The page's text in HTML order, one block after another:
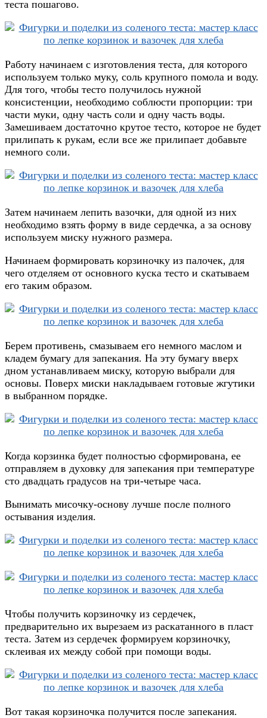
теста пошагово.
Работу начинаем с изготовления теста, для которого
используем только муку, соль крупного помола и воду.
Для того, чтобы тесто получилось нужной
консистенции, необходимо соблюсти пропорции: три
части муки, одну часть соли и одну часть воды.
Замешиваем достаточно крутое тесто, которое не будет
прилипать к рукам, если все же прилипает добавьте
немного соли.
Затем начинаем лепить вазочки, для одной из них
необходимо взять форму в виде сердечка, а за основу
используем миску нужного размера.
Начинаем формировать корзиночку из палочек, для
чего отделяем от основного куска тесто и скатываем
его таким образом.
Берем противень, смазываем его немного маслом и
кладем бумагу для запекания. На эту бумагу вверх
дном устанавливаем миску, которую выбрали для
основы. Поверх миски накладываем готовые жгутики
в выбранном порядке.
Когда корзинка будет полностью сформирована, ее
отправляем в духовку для запекания при температуре
сто двадцать градусов на три-четыре часа.
Вынимать мисочку-основу лучше после полного
остывания изделия.
Чтобы получить корзиночку из сердечек,
предварительно их вырезаем из раскатанного в пласт
теста. Затем из сердечек формируем корзиночку,
склеивая их между собой при помощи воды.
Вот такая корзиночка получится после запекания.